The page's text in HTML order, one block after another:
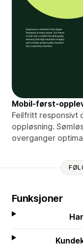
Mobil-først-
Feilfritt responsivt
oppløsning.
overganger
Funksjoner